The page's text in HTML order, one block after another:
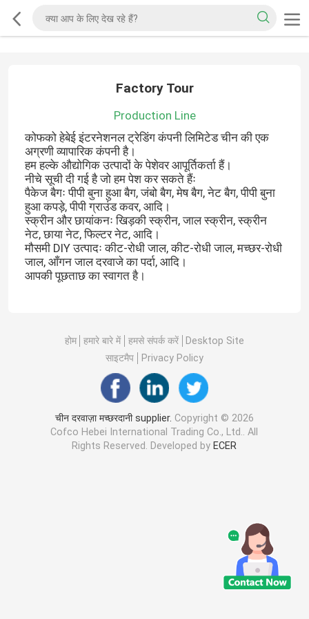
Factory Tour
Production Line
कोफको हेबेई इंटरनेशनल ट्रेडिंग कंपनी लिमिटेड चीन की एक
अग्रणी व्यापारिक कंपनी है।
हम हल्के औद्योगिक उत्पादों के पेशेवर आपूर्तिकर्ता हैं।
नीचे सूची दी गई है जो हम पेश कर सकते हैंः
पैकेज बैगः पीपी बुना हुआ बैग, जंबो बैग, मेष बैग, नेट बैग, पीपी बुना
हुआ कपड़े, पीपी ग्राउंड कवर, आदि।
स्क्रीन और छायांकनः खिड़की स्क्रीन, जाल स्क्रीन, स्क्रीन
नेट, छाया नेट, फिल्टर नेट, आदि।
मौसमी DIY उत्पादः कीट-रोधी जाल, कीट-रोधी जाल, मच्छर-रोधी
जाल, आँगन जाल दरवाजे का पर्दा, आदि।
आपकी पूछताछ का स्वागत है।
होम हमारे बारे में हमसे संपर्क करें
Desktop Site
साइटमैप
Privacy Policy
चीन दरवाज़ा मच्छरदानी supplier. Copyright © 2026
Cofco Hebei International Trading Co., Ltd.. All
Rights Reserved. Developed by ECER